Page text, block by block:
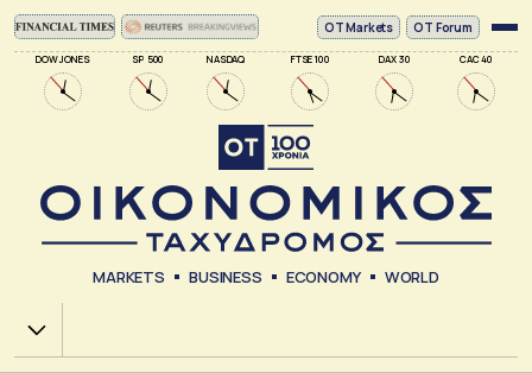
DOW JONES SP 500 NASDAQ FTSE 100 DAX 30 CAC 40
ΟΤ Markets OT Forum
MARKETS BUSINESS ECONOMY WORLD
Χ.Α.